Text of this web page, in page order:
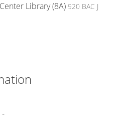
Library (8A) 920 BAC J
-